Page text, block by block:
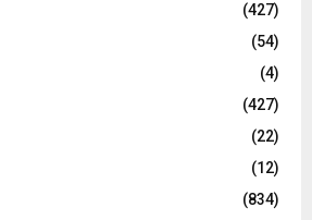
C
(427)
(54)
(4)
(427)
(22)
(12)
(834)